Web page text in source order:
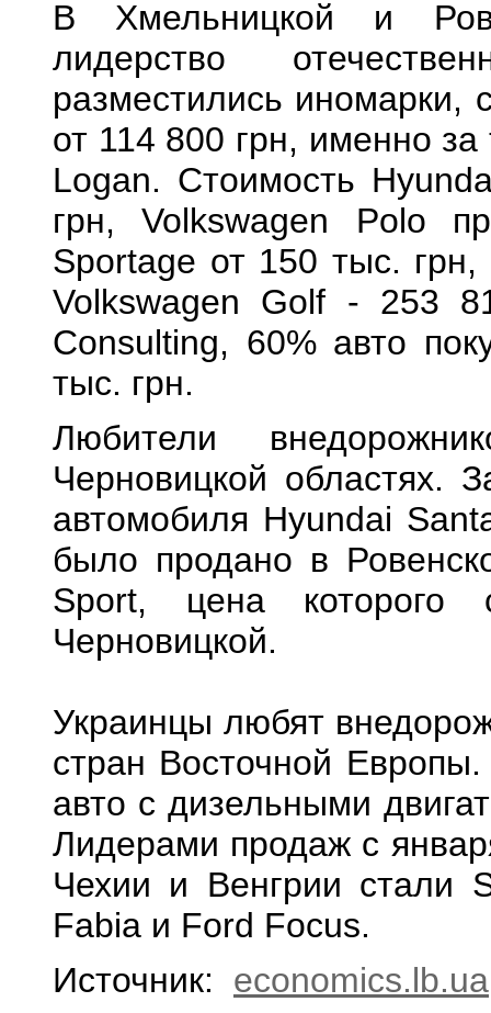
В Хмельницкой и
лидерство
разместились иномарки,
от 114 800 грн, именно
Logan. Стоимость
грн, Volkswagen Polo
Sportage от 150 тыс.
Volkswagen Golf - 253
Consulting, 60% авто
тыс. грн.
Любители
Черновицкой областях.
автомобиля Hyundai
было продано в
Sport, цена
Черновицкой.
Украинцы любят
стран Восточной
авто с дизельными
Лидерами продаж с
Чехии и Венгрии стали
Fabia и Ford Focus.
Источник: economics.lb.ua